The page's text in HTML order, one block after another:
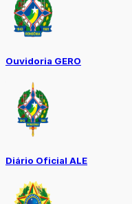
Ouvidoria GERO
Diário Oficial ALE